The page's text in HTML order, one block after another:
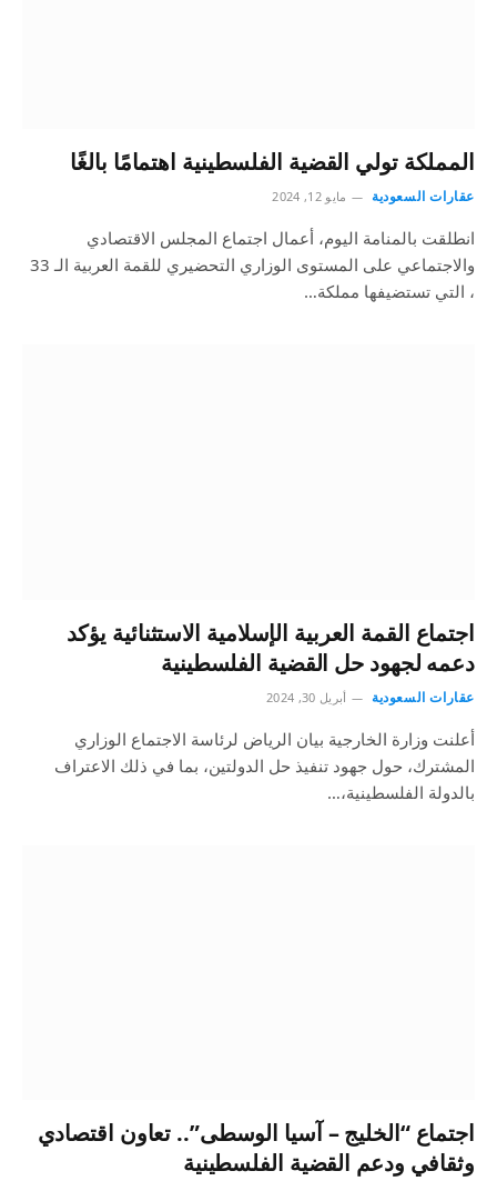
المملكة تولي القضية الفلسطينية اهتمامًا بالغًا
عقارات السعودية مايو 12, 2024
انطلقت بالمنامة اليوم، أعمال اجتماع المجلس الاقتصادي
والاجتماعي على المستوى الوزاري التحضيري للقمة العربية الـ 33
، التي تستضيفها مملكة…
اجتماع القمة العربية الإسلامية الاستثنائية يؤكد
دعمه لجهود حل القضية الفلسطينية
عقارات السعودية أبريل 30, 2024
أعلنت وزارة الخارجية بيان الرياض لرئاسة الاجتماع الوزاري
المشترك، حول جهود تنفيذ حل الدولتين، بما في ذلك الاعتراف
بالدولة الفلسطينية،…
اجتماع “الخليج – آسيا الوسطى”.. تعاون اقتصادي
وثقافي ودعم القضية الفلسطينية